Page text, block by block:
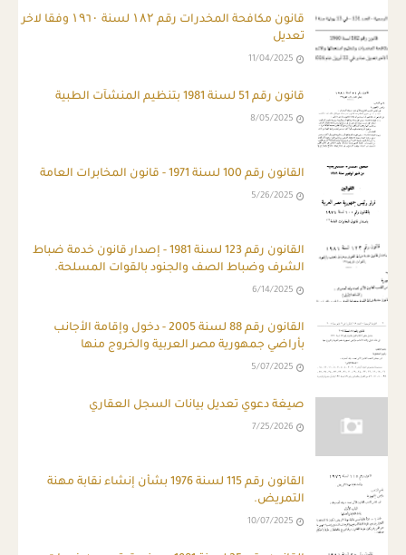
قانون مكافحة المخدرات رقم ۱۸۲ لسنة ۱۹٦۰ وفقا لاخر
تعديل
11/04/2025
قانون رقم 51 لسنة 1981 بتنظيم المنشآت الطبية
8/05/2025
القانون رقم 100 لسنة 1971 - قانون المخابرات العامة
5/26/2025
ِالقانون رقم 123 لسنة 1981 - إصدار قانون خدمة ضباط
الشرف وضباط الصف والجنود بالقوات المسلحة.
6/14/2025
القانون رقم 88 لسنة 2005 - دخول وإقامة الأجانب
بأراضي جمهورية مصر العربية والخروج منها
5/07/2025
صيغة دعوي تعديل بيانات السجل العقاري
7/25/2026
القانون رقم 115 لسنة 1976 بشأن إنشاء نقابة مهنة
التمريض.
10/07/2025